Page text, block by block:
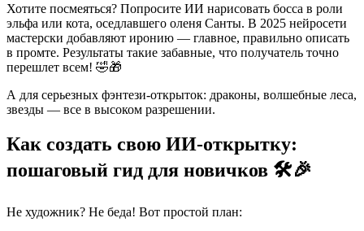
Хотите посмеяться? Попросите ИИ нарисовать босса в роли
эльфа или кота, оседлавшего оленя Санты. В 2025 нейросети
мастерски добавляют иронию — главное, правильно описать
в промте. Результаты такие забавные, что получатель точно
перешлет всем! 🤣🎁
А для серьезных фэнтези-открыток: драконы, волшебные леса,
звезды — все в высоком разрешении.
Как создать свою ИИ-открытку:
пошаговый гид для новичков 🛠️🎉
Не художник? Не беда! Вот простой план: